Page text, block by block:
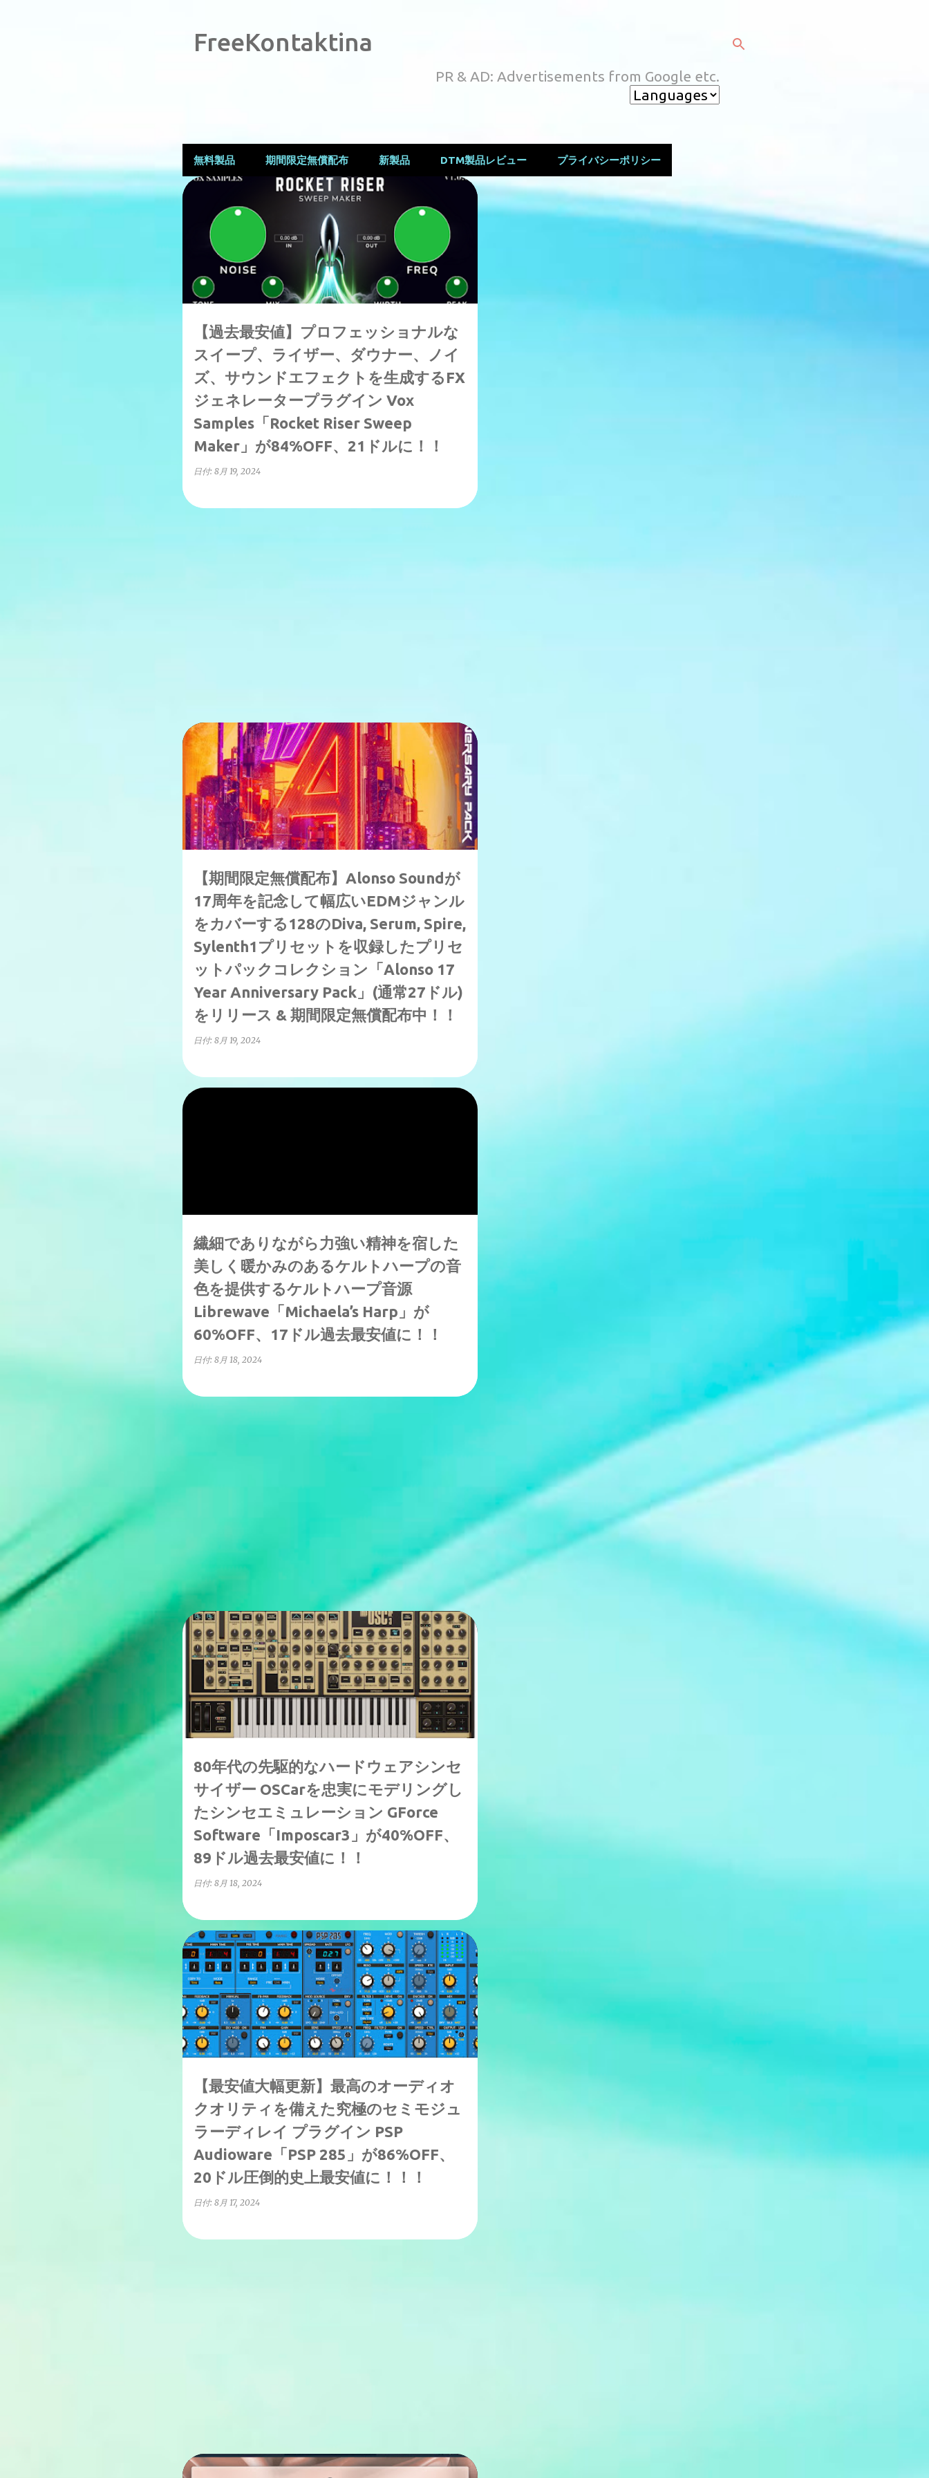
FreeKontaktina
PR & AD: Advertisements from Google etc.
無料製品 期間限定無償配布 新製品 DTM製品レビュー プライバシーポリシー
【過去最安値】プロフェッショナルな
スイープ、ライザー、ダウナー、ノイ
ズ、サウンドエフェクトを生成するFX
ジェネレータープラグイン Vox
Samples「Rocket Riser Sweep
Maker」が84%OFF、21ドルに！！
日付: 8月 19, 2024
【期間限定無償配布】Alonso Soundが
17周年を記念して幅広いEDMジャンル
をカバーする128のDiva, Serum, Spire,
Sylenth1プリセットを収録したプリセ
ットパックコレクション「Alonso 17
Year Anniversary Pack」(通常27ドル)
をリリース & 期間限定無償配布中！！
日付: 8月 19, 2024
期間限定無償配布
繊細でありながら力強い精神を宿した
美しく暖かみのあるケルトハープの音
色を提供するケルトハープ音源
Librewave「Michaela’s Harp」が
60%OFF、17ドル過去最安値に！！
日付: 8月 18, 2024
80年代の先駆的なハードウェアシンセ
サイザー OSCarを忠実にモデリングし
たシンセエミュレーション GForce
Software「Imposcar3」が40%OFF、
89ドル過去最安値に！！
日付: 8月 18, 2024
↑1-50%OFF 9/1(日)まで 新製品
【最安値大幅更新】最高のオーディオ
クオリティを備えた究極のセミモジュ
ラーディレイ プラグイン PSP
Audioware「PSP 285」が86%OFF、
20ドル圧倒的史上最安値に！！！
日付: 8月 17, 2024
↑1-50%OFF